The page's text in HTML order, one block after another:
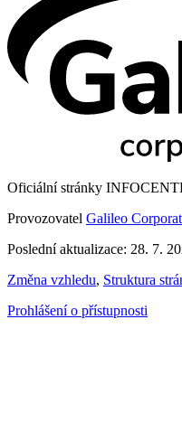
Oficiální stránky
Provozovatel Galileo
Poslední aktualizace: 28. 7.
Změna vzhledu, Struktura
Prohlášení o přístupnosti